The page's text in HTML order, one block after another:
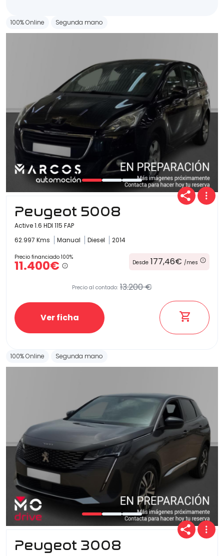
100% Online Segunda mano
Peugeot 5008
Active 1.6 HDI 115 FAP
62.997 Kms
Manual Diesel 2014
Precio financiado 100%
11.400€ Desde 177,46€ /mes
Precio al contado: 13.200 €
Ver ficha
100% Online Segunda mano
Peugeot 3008